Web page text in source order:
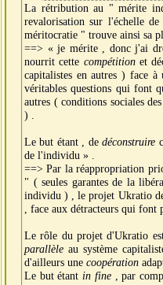
La rétribution au " mérite
revalorisation sur l'échelle
méritocratie " trouve ainsi sa
==> « je mérite , donc j'ai
nourrit cette compétitionet
capitalistes en autres ) face
véritables questions qui font
autres ( conditions sociales
) .
Le but étant , dedéconstruire
de l'individu » .
==> Par la réappropriation
" ( seules garantes de la
individu ) , le projet Ukratio
, face aux détracteurs qui font
Le rôle du projet d'Ukratio
parallèle au système
d'ailleurs une coopération
Le but étant in fine, par